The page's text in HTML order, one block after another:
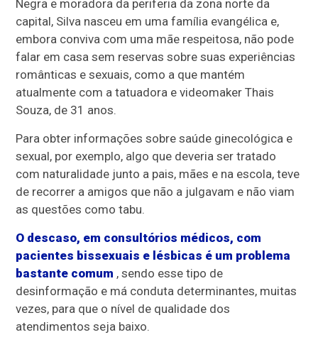
Negra e moradora da periferia da zona norte da
capital, Silva nasceu em uma família evangélica e,
embora conviva com uma mãe respeitosa, não pode
falar em casa sem reservas sobre suas experiências
românticas e sexuais, como a que mantém
atualmente com a tatuadora e videomaker Thais
Souza, de 31 anos.
Para obter informações sobre saúde ginecológica e
sexual, por exemplo, algo que deveria ser tratado
com naturalidade junto a pais, mães e na escola, teve
de recorrer a amigos que não a julgavam e não viam
as questões como tabu.
O descaso, em consultórios médicos, com
pacientes bissexuais e lésbicas é um problema
bastante comum , sendo esse tipo de
desinformação e má conduta determinantes, muitas
vezes, para que o nível de qualidade dos
atendimentos seja baixo.